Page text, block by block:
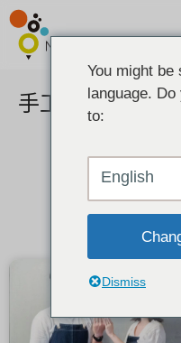
手工制作的结婚
You might be
language.
to:
English
Dismiss